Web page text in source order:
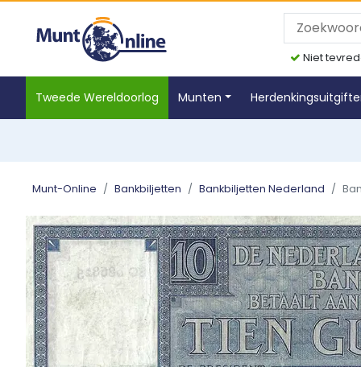
Niet
Tweede Wereldoorlog Munten
Munt-Online Bankbiljetten Bankbiljetten Nederland